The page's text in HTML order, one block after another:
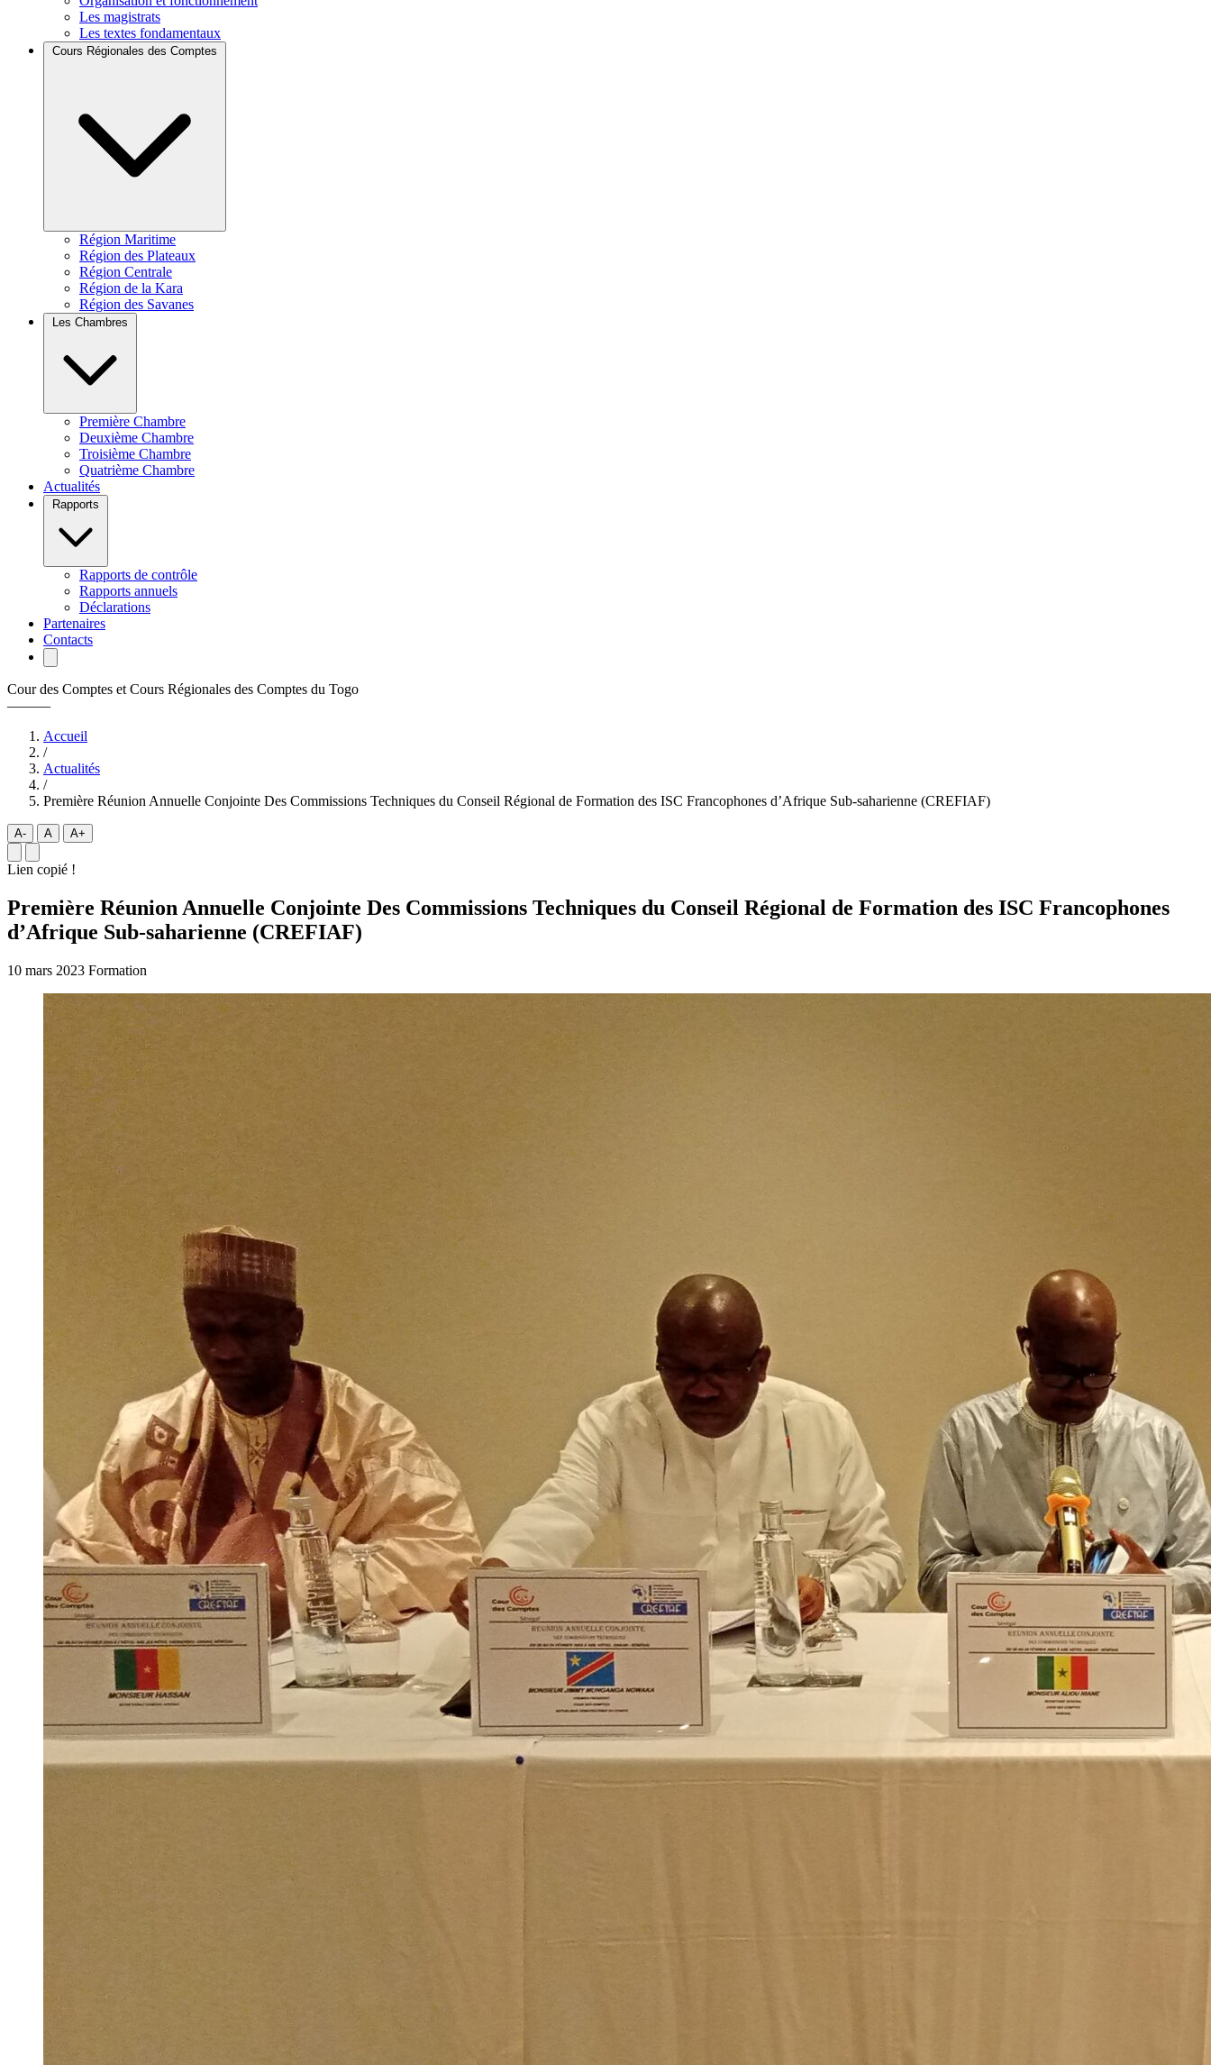
Les magistrats
Les textes fondamentaux
Région Maritime
Région des Plateaux
Région Centrale
Région de la Kara
Région des Savanes
Première Chambre
Deuxième Chambre
Troisième Chambre
Quatrième Chambre
Actualités
Rapports de contrôle
Rapports annuels
Déclarations
Partenaires
Contacts
Cour des Comptes et Cours Régionales des Comptes du Togo
———
Accueil
/
Actualités
/
Première Réunion Annuelle Conjointe Des Commissions Techniques du Conseil Régional de Formation des ISC Francophones d’Afrique Sub-saharienne (CREFIAF)
A- A A+
Lien copié !
Première Réunion Annuelle Conjointe Des Commissions Techniques du Conseil Régional de Formation des ISC Francophones
d’Afrique Sub-saharienne (CREFIAF)
10 mars 2023 Formation